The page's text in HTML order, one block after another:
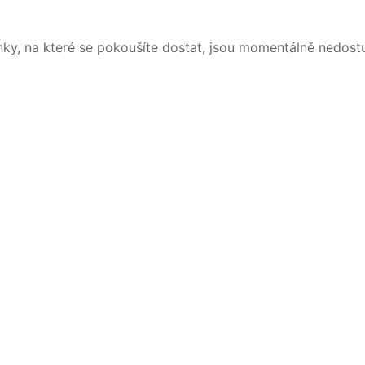
na které se pokoušíte dostat, jsou momentálně